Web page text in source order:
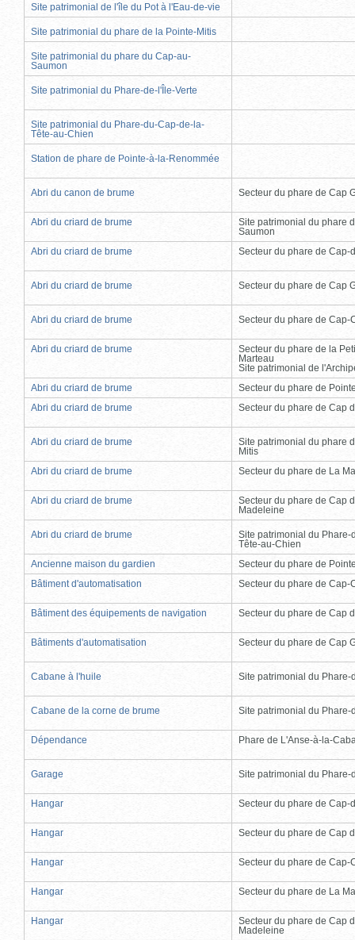
Site patrimonial de l'île du Pot à l'Eau-de-vie
Site patrimonial du phare de la Pointe-Mitis
Site patrimonial du phare du Cap-au-
Saumon
Site patrimonial du Phare-de-l'Île-Verte
Site patrimonial du Phare-du-Cap-de-la-
Tête-au-Chien
Station de phare de Pointe-à-la-Renommée
Abri du canon de brume Secteur du phare de Cap
Abri du criard de brume
Site patrimonial du phare
Saumon
Abri du criard de brume
Secteur du phare de Cap-
Abri du criard de brume Secteur du phare de Cap
Abri du criard de brume Secteur du phare de Cap-
Abri du criard de brume
Secteur du phare de la
Marteau
Site patrimonial de
Abri du criard de brume
Secteur du phare de
Abri du criard de brume
Secteur du phare de Cap
Abri du criard de brume
Site patrimonial du phare
Mitis
Abri du criard de brume
Secteur du phare de La
Abri du criard de brume
Secteur du phare de Cap
Madeleine
Abri du criard de brume
Site patrimonial du Phare-
Tête-au-Chien
Ancienne maison du gardien
Secteur du phare de
Bâtiment d'automatisation
Secteur du phare de Cap-
Bâtiment des équipements de navigation Secteur du phare de Cap
Bâtiments d'automatisation Secteur du phare de Cap
Cabane à l'huile Site patrimonial du Phare-
Cabane de la corne de brume Site patrimonial du Phare-
Dépendance Phare de L'Anse-à-la-
Garage Site patrimonial du Phare-
Hangar Secteur du phare de Cap-
Hangar Secteur du phare de Cap
Hangar Secteur du phare de Cap-
Hangar Secteur du phare de La
Hangar
Secteur du phare de Cap
Madeleine